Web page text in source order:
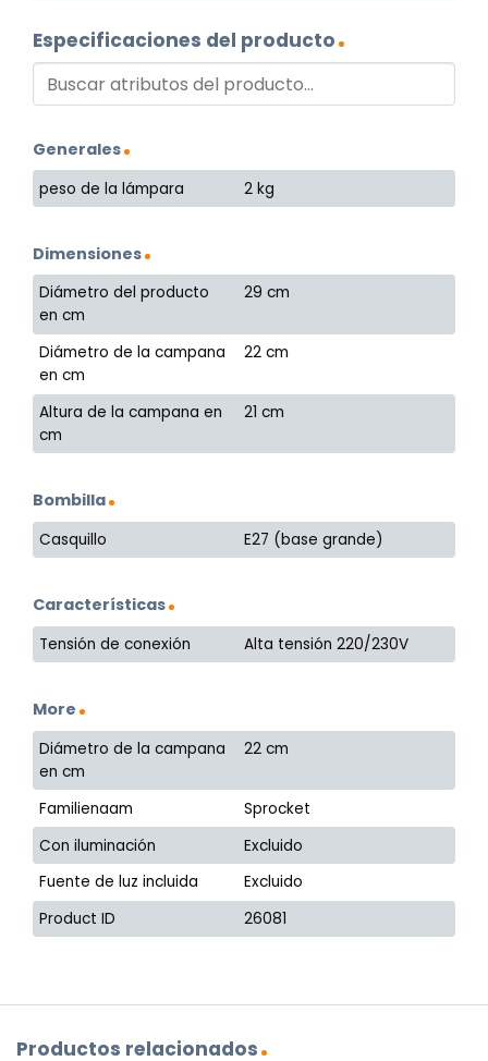
Especificaciones del producto
Generales
peso de la lámpara 2 kg
Dimensiones
Diámetro del producto
en cm
29 cm
Diámetro de la campana
en cm
22 cm
Altura de la campana en
cm
21 cm
Bombilla
Casquillo E27 (base grande)
Características
Tensión de conexión Alta tensión 220/230V
More
Diámetro de la campana
en cm
22 cm
Familienaam
Sprocket
Con iluminación
Excluido
Fuente de luz incluida
Excluido
Product ID
26081
Productos relacionados